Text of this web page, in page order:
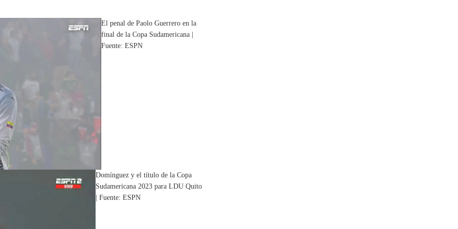
El penal de Paolo Guerrero en la
final de la Copa Sudamericana |
Fuente: ESPN
Domínguez y el título de la Copa
Sudamericana 2023 para LDU Quito
| Fuente: ESPN